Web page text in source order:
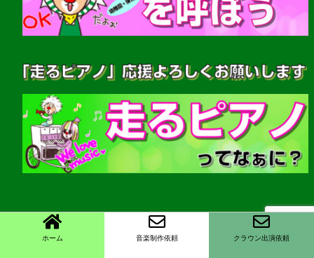
OverTone 潤
ホーム 音楽制作依頼 クラウン出演依頼